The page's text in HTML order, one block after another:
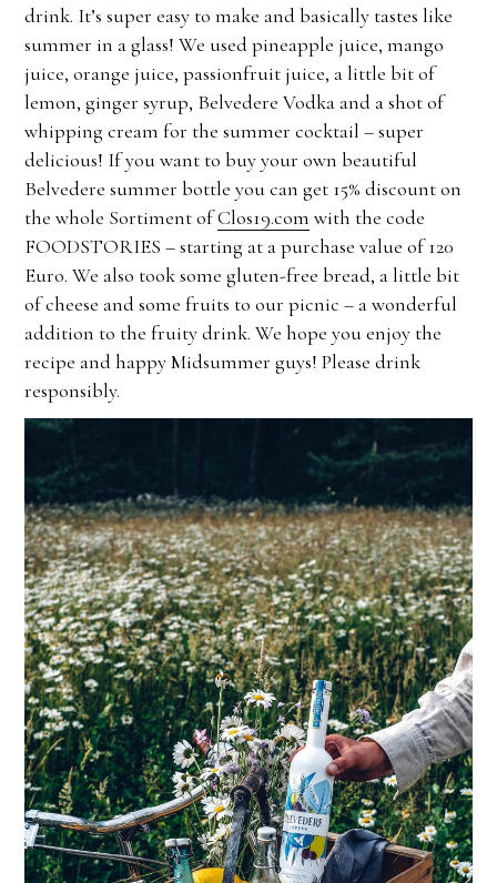
drink. It’s super easy to make and basically tastes like
summer in a glass! We used pineapple juice, mango
juice, orange juice, passionfruit juice, a little bit of
lemon, ginger syrup, Belvedere Vodka and a shot of
whipping cream for the summer cocktail – super
delicious! If you want to buy your own beautiful
Belvedere summer bottle you can get 15% discount on
the whole Sortiment ofClos19.com with the code
FOODSTORIES – starting at a purchase value of 120
Euro. We also took some gluten-free bread, a little bit
of cheese and some fruits to our picnic – a wonderful
addition to the fruity drink. We hope you enjoy the
recipe and happy Midsummer guys! Please drink
responsibly.